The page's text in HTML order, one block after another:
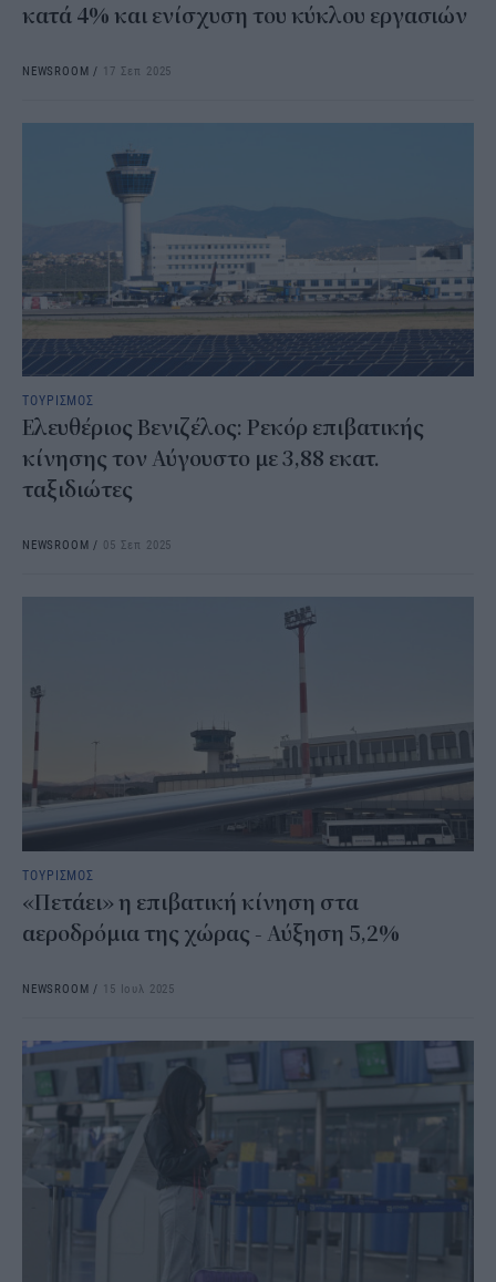
κατά 4% και ενίσχυση του κύκλου εργασιών
NEWSROOM / 17 Σεπ 2025
ΤΟΥΡΙΣΜΟΣ
Ελευθέριος Βενιζέλος: Ρεκόρ επιβατικής
κίνησης τον Αύγουστο με 3,88 εκατ.
ταξιδιώτες
NEWSROOM / 05 Σεπ 2025
ΤΟΥΡΙΣΜΟΣ
«Πετάει» η επιβατική κίνηση στα
αεροδρόμια της χώρας - Αύξηση 5,2%
NEWSROOM / 15 Ιουλ 2025